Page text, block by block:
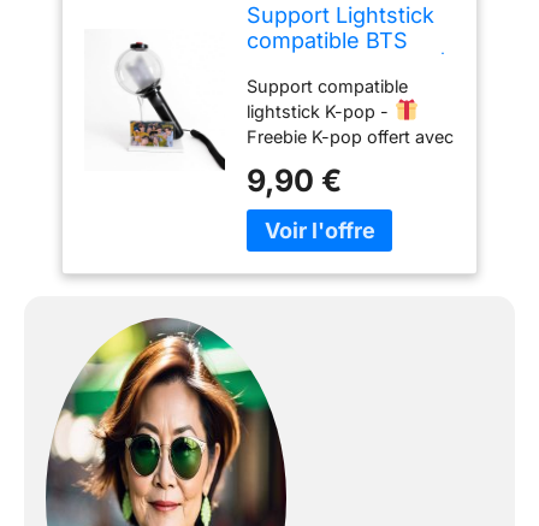
Support Lightstick
compatible BTS
Blanc
Support compatible
lightstick K-pop -
Freebie K-pop offert avec
support constitué de 2
parties ; montage simple
et sans outils - Idéal
9,90 €